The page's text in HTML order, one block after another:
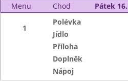
Menu
Chod Pátek
1
Polévka
Jídlo
Příloha
Doplněk
Nápoj